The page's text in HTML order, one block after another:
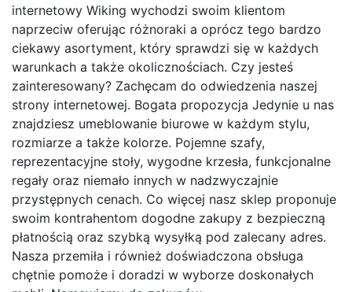
internetowy Wiking wychodzi swoim klientom
naprzeciw oferując różnoraki a oprócz tego bardzo
ciekawy asortyment, który sprawdzi się w każdych
warunkach a także okolicznościach. Czy jesteś
zainteresowany? Zachęcam do odwiedzenia naszej
strony internetowej. Bogata propozycja Jedynie u nas
znajdziesz umeblowanie biurowe w każdym stylu,
rozmiarze a także kolorze. Pojemne szafy,
reprezentacyjne stoły, wygodne krzesła, funkcjonalne
regały oraz niemało innych w nadzwyczajnie
przystępnych cenach. Co więcej nasz sklep proponuje
swoim kontrahentom dogodne zakupy z bezpieczną
płatnością oraz szybką wysyłką pod zalecany adres.
Nasza przemiła i również doświadczona obsługa
chętnie pomoże i doradzi w wyborze doskonałych